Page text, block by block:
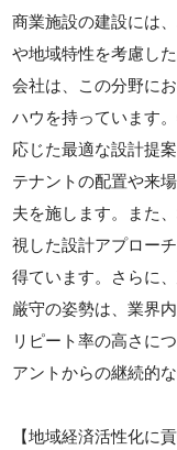
商業施設の建設には
や地域特性を考慮し
会社は、この分野に
ハウを持っています
応じた最適な設計提
テナントの配置や来
夫を施します。また
視した設計アプロー
得ています。さらに
厳守の姿勢は、業界
リピート率の高さに
アントからの継続的
【地域経済活性化に